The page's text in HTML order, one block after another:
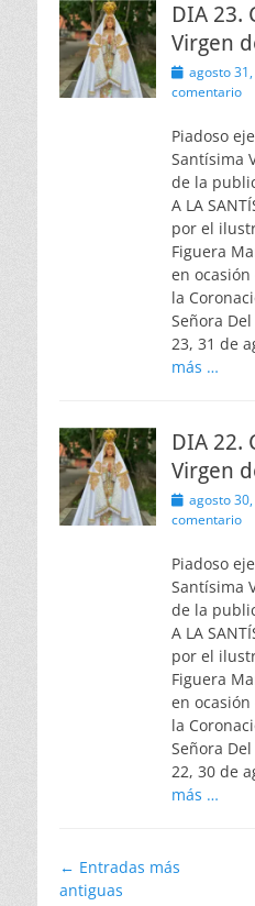
DIA 23.
Virgen
Publicado
el
agosto 31,
comentario
Piadoso
Santísima
de la
A LA
por el
Figuera
en
la
Señora
23, 31 de
más …
DIA 22.
Virgen
Publicado
el
agosto 30,
comentario
Piadoso
Santísima
de la
A LA
por el
Figuera
en
la
Señora
22, 30 de
más …
Navegación
de
← Entradas más
antiguas